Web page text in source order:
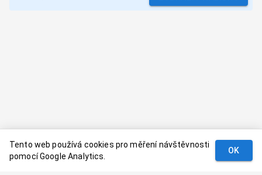
Tento web používá cookies pro měření návštěvnosti
pomocí Google Analytics.
OK